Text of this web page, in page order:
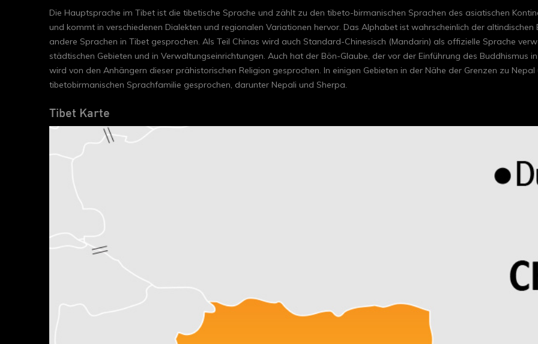
Die Hauptsprache im Tibet ist die tibetische Sprache und zählt zu den tibeto-birmanischen Sprachen des asiatischen
und kommt in verschiedenen Dialekten und regionalen Variationen hervor. Das Alphabet ist wahrscheinlich der
andere Sprachen in Tibet gesprochen. Als Teil Chinas wird auch Standard-Chinesisch (Mandarin) als offizielle Sprache
städtischen Gebieten und in Verwaltungseinrichtungen. Auch hat der Bön-Glaube, der vor der Einführung des Buddhismus
wird von den Anhängern dieser prähistorischen Religion gesprochen. In einigen Gebieten in der Nähe der Grenzen zu
tibetobirmanischen Sprachfamilie gesprochen, darunter Nepali und Sherpa.
Tibet Karte